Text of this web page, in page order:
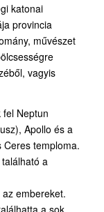
katonai
provincia
művészet
vagyis
Neptun
Apollo és a
Ceres temploma.
a
embereket.
a sok